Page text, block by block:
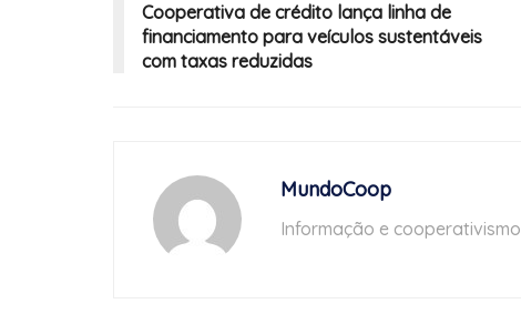
Cooperativa de crédito lança linha de
financiamento para veículos sustentáveis
com taxas reduzidas
MundoCoop
Informação e cooperativismo